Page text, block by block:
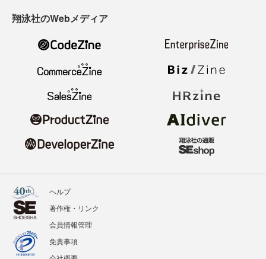
翔泳社のWebメディア
ヘルプ
著作権・リンク
会員情報管理
免責事項